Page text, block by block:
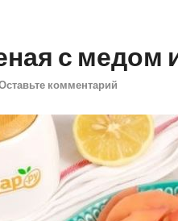
с медом
комментарий